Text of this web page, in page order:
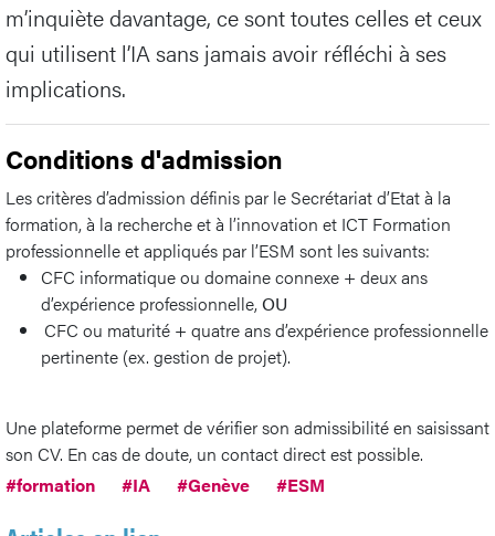
m’inquiète davantage, ce sont toutes celles et ceux
qui utilisent l’IA sans jamais avoir réfléchi à ses
implications.
Conditions d'admission
Les critères d’admission définis par le Secrétariat d’Etat à la
formation, à la recherche et à l’innovation et ICT Formation
professionnelle et appliqués par l’ESM sont les suivants:
CFC informatique ou domaine connexe + deux ans
d’expérience professionnelle,OU
CFC ou maturité + quatre ans d’expérience professionnelle
pertinente (ex. gestion de projet).
Une plateforme permet de vérifier son admissibilité en saisissant
son CV. En cas de doute, un contact direct est possible.
#formation
#IA #Genève #ESM